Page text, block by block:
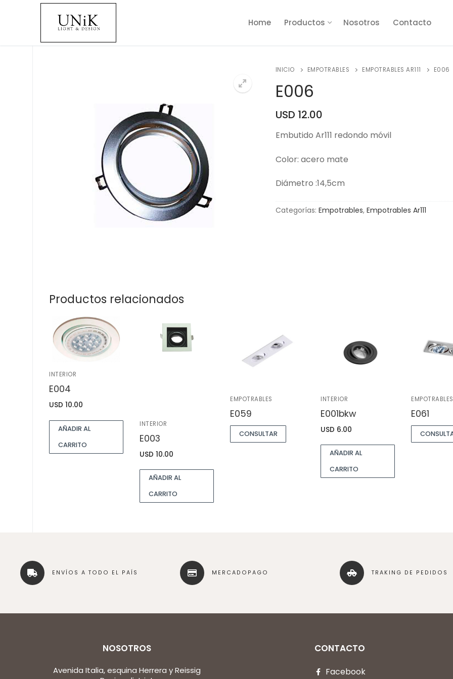
Home Productos Nosotros Contacto
INICIO EMPOTRABLES EMPOTRABLES AR111 E006
E006
USD 12.00
Embutido Ar111 redondo móvil
Color: acero mate
Diámetro :14,5cm
Categorías: Empotrables, Empotrables Ar111
Productos relacionados
INTERIOR
E004
USD 10.00
AÑADIR AL
CARRITO
INTERIOR
E003
USD 10.00
AÑADIR AL
CARRITO
EMPOTRABLES
E059
CONSULTAR
INTERIOR
E001bkw
USD 6.00
AÑADIR AL
CARRITO
EMPOTRABLES
E061
ENVÍOS A TODO EL PAÍS MERCADOPAGO TRAKING DE PEDIDOS
NOSOTROS
Avenida Italia, esquina Herrera y Reissig
CONTACTO
Facebook